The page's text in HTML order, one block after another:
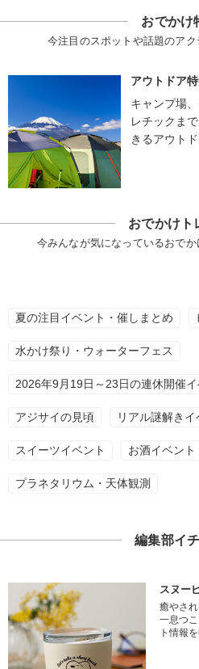
おでかけ
今注目のスポットや話題のア
アウトドア
キャンプ場
レチックま
きるアウト
おでかけト
今みんなが気になっているおでか
夏の注目イベント・催しまとめ
水かけ祭り・ウォーターフェス
2026年9月19日～23日の連休開催イ
アジサイの見頃 リアル謎解きイ
スイーツイベント お酒イベント
プラネタリウム・天体観測
編集部イ
スヌー
癒やさ
一息つ
ト情報